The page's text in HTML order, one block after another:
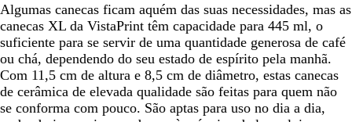
Algumas canecas ficam aquém das suas necessidades, mas as
canecas XL da VistaPrint têm capacidade para 445 ml, o
suficiente para se servir de uma quantidade generosa de café
ou chá, dependendo do seu estado de espírito pela manhã.
Com 11,5 cm de altura e 8,5 cm de diâmetro, estas canecas
de cerâmica de elevada qualidade são feitas para quem não
se conforma com pouco. São aptas para uso no dia a dia,